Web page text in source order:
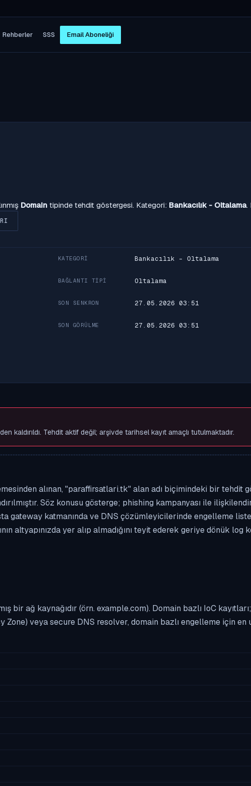
Rehberler SSS Email Aboneliği
Domain tipinde tehdit göstergesi. Kategori: Bankacılık - Oltalama.
KATEGORI Bankacılık - Oltalama
BAĞLANTI TIPI Oltalama
SON SENKRON 27.05.2026 03:51
SON GÖRÜLME 27.05.2026 03:51
Tehdit aktif değil; arşivde tarihsel kayıt amaçlı tutulmaktadır.
alınan, "paraffirsatlari.tk" alan adı biçimindeki bir tehdit
Söz konusu gösterge; phishing kampanyası ile
gateway katmanında ve DNS çözümleyicilerinde engelleme
altyapınızda yer alıp almadığını teyit ederek geriye dönük log
bir ağ kaynağıdır (örn. example.com). Domain bazlı IoC
veya secure DNS resolver, domain bazlı engelleme için en